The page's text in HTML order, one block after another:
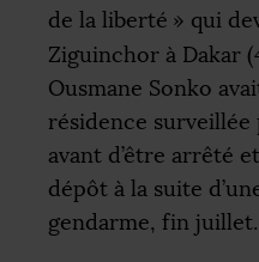
de la liberté » qui
Ziguinchor à Dakar
Ousmane Sonko
résidence
avant d’être arrêté
dépôt à la suite
gendarme, fin juillet.